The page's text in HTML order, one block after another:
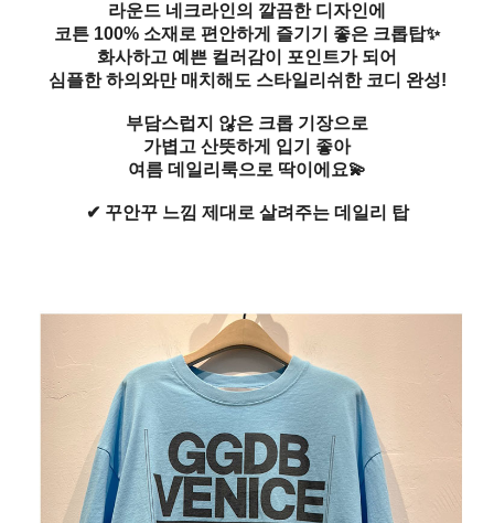
라운드 네크라인의 깔끔한 디자인에
코튼 100% 소재로 편안하게 즐기기 좋은 크롭탑✨
화사하고 예쁜 컬러감이 포인트가 되어
심플한 하의와만 매치해도 스타일리쉬한 코디 완성!
부담스럽지 않은 크롭 기장으로
가볍고 산뜻하게 입기 좋아
여름 데일리룩으로 딱이에요💫
✔ 꾸안꾸 느낌 제대로 살려주는 데일리 탑